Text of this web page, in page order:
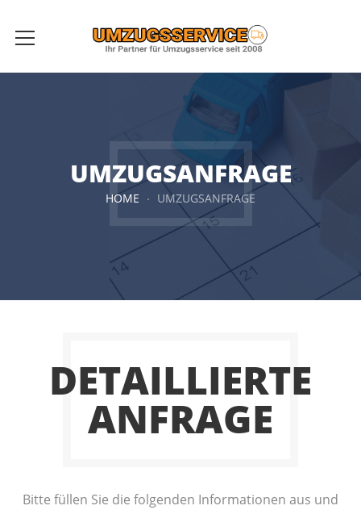
UMZUGSANFRAGE
HOME UMZUGSANFRAGE
DETAILLIERTE
ANFRAGE
Bitte füllen Sie die folgenden Informationen aus und